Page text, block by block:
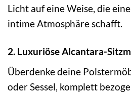
Licht auf eine Weise, die
intime Atmosphäre schafft.
2. Luxuriöse Alcantara-
Überdenke deine
oder Sessel, komplett